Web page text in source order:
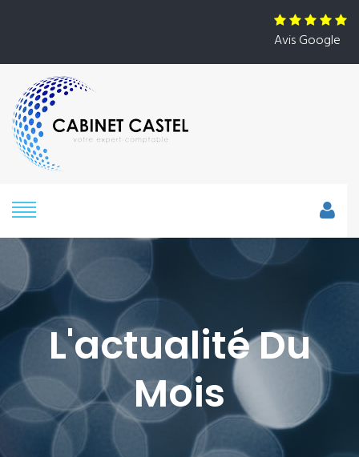
Avis Google
L'actualité Du
Mois